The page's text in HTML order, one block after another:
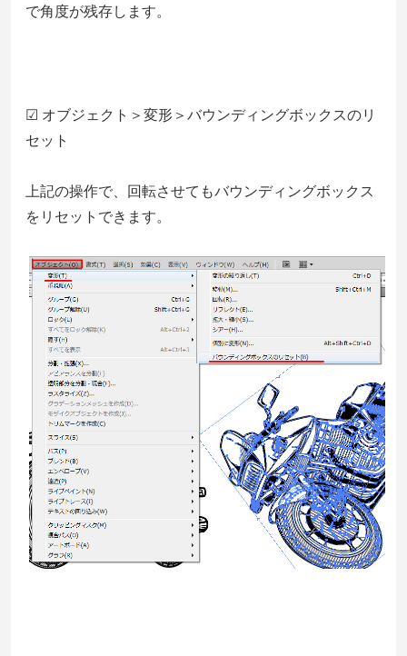
で角度が残存します。
☑ オブジェクト＞変形＞バウンディングボックスのリ
セット
上記の操作で、回転させてもバウンディングボックス
をリセットできます。